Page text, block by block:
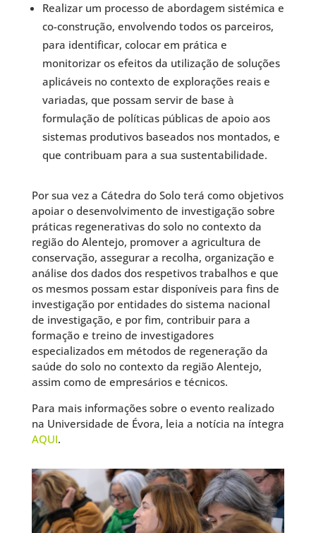
Realizar um processo de abordagem sistémica e
co-construção, envolvendo todos os parceiros,
para identificar, colocar em prática e
monitorizar os efeitos da utilização de soluções
aplicáveis no contexto de explorações reais e
variadas, que possam servir de base à
formulação de políticas públicas de apoio aos
sistemas produtivos baseados nos montados, e
que contribuam para a sua sustentabilidade.
Por sua vez a Cátedra do Solo terá como objetivos
apoiar o desenvolvimento de investigação sobre
práticas regenerativas do solo no contexto da
região do Alentejo, promover a agricultura de
conservação, assegurar a recolha, organização e
análise dos dados dos respetivos trabalhos e que
os mesmos possam estar disponíveis para fins de
investigação por entidades do sistema nacional
de investigação, e por fim, contribuir para a
formação e treino de investigadores
especializados em métodos de regeneração da
saúde do solo no contexto da região Alentejo,
assim como de empresários e técnicos.
Para mais informações sobre o evento realizado
na Universidade de Évora, leia a notícia na íntegra
AQUI.